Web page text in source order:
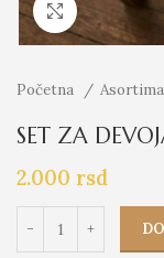
Click to
Početna
SET ZA
2.000 rsd